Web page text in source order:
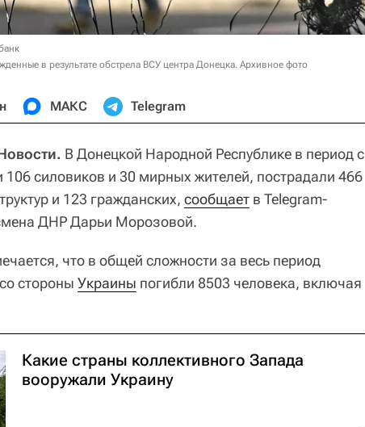
в результате обстрела ВСУ центра Донецка. Архивное фото
МАКС Telegram
В Донецкой Народной Республике в период с
106 силовиков и 30 мирных жителей, пострадали 466
и 123 гражданских, сообщает в Telegram-
ДНР Дарьи Морозовой.
что в общей сложности за весь период
стороны Украины погибли 8503 человека, включая
Какие страны коллективного Запада
вооружали Украину